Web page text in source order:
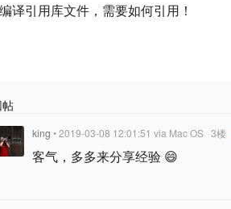
译引用库文件，需要如何引用！
king • 2019-03-08 12:01:51 via Mac OS 3楼
客气，多多来分享经验 😄